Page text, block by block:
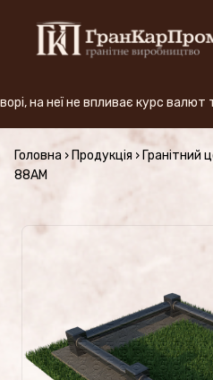
+380 (50) 380-59-57
АКЦІЯ
не впливає курс
Головна › Продукція › Гранітний
88AM